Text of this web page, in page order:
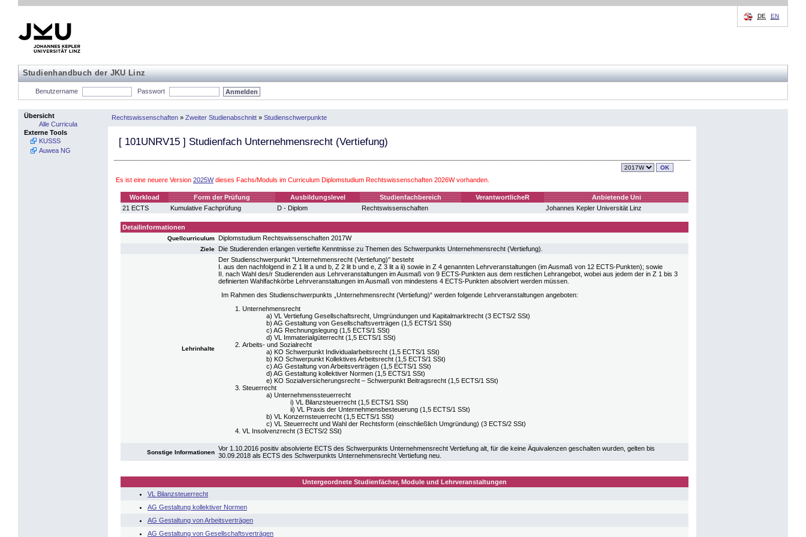
Studienhandbuch der JKU Linz
DE EN
Benutzername Passwort
Übersicht
Alle Curricula
Externe Tools
KUSSS
Auwea NG
Rechtswissenschaften » Zweiter Studienabschnitt » Studienschwerpunkte
[ 101UNRV15 ] Studienfach Unternehmensrecht (Vertiefung)
Es ist eine neuere Version 2025Wdieses Fachs/Moduls im Curriculum Diplomstudium Rechtswissenschaften 2026W vorhanden.
Workload Form der Prüfung Ausbildungslevel Studienfachbereich VerantwortlicheR
Anbietende Uni
21 ECTS
Kumulative Fachprüfung D - Diplom Rechtswissenschaften Johannes Kepler Universität Linz
Detailinformationen
Quellcurriculum Diplomstudium Rechtswissenschaften 2017W
Ziele Die Studierenden erlangen vertiefte Kenntnisse zu Themen des Schwerpunkts Unternehmensrecht (Vertiefung).
Lehrinhalte
Der Studienschwerpunkt "Unternehmensrecht (Vertiefung)" besteht
I. aus den nachfolgend in Z 1 lit a und b, Z 2 lit b und e, Z 3 lit a ii) sowie in Z 4 genannten Lehrveranstaltungen (im Ausmaß von 12 ECTS-Punkten); sowie
II. nach Wahl des/r Studierenden aus Lehrveranstaltungen im Ausmaß von 9 ECTS-Punkten aus dem restlichen Lehrangebot, wobei aus jedem der in Z 1 bis 3
definierten Wahlfachkörbe Lehrveranstaltungen im Ausmaß von mindestens 4 ECTS-Punkten absolviert werden müssen.
Im Rahmen des Studienschwerpunkts „Unternehmensrecht (Vertiefung)“ werden folgende Lehrveranstaltungen angeboten:
Unternehmensrecht
a) VL Vertiefung Gesellschaftsrecht, Umgründungen und Kapitalmarktrecht (3 ECTS/2 SSt)
b) AG Gestaltung von Gesellschaftsverträgen (1,5 ECTS/1 SSt)
c) AG Rechnungslegung (1,5 ECTS/1 SSt)
d) VL Immaterialgüterrecht (1,5 ECTS/1 SSt)
Arbeits- und Sozialrecht
a) KO Schwerpunkt Individualarbeitsrecht (1,5 ECTS/1 SSt)
b) KO Schwerpunkt Kollektives Arbeitsrecht (1,5 ECTS/1 SSt)
c) AG Gestaltung von Arbeitsverträgen (1,5 ECTS/1 SSt)
d) AG Gestaltung kollektiver Normen (1,5 ECTS/1 SSt)
e) KO Sozialversicherungsrecht – Schwerpunkt Beitragsrecht (1,5 ECTS/1 SSt)
Steuerrecht
a) Unternehmenssteuerrecht
i) VL Bilanzsteuerrecht (1,5 ECTS/1 SSt)
ii) VL Praxis der Unternehmensbesteuerung (1,5 ECTS/1 SSt)
b) VL Konzernsteuerrecht (1,5 ECTS/1 SSt)
c) VL Steuerrecht und Wahl der Rechtsform (einschließlich Umgründung) (3 ECTS/2 SSt)
VL Insolvenzrecht (3 ECTS/2 SSt)
Sonstige Informationen
Vor 1.10.2016 positiv absolvierte ECTS des Schwerpunkts Unternehmensrecht Vertiefung alt, für die keine Äquivalenzen geschalten wurden, gelten bis
30.09.2018 als ECTS des Schwerpunkts Unternehmensrecht Vertiefung neu.
Untergeordnete Studienfächer, Module und Lehrveranstaltungen
VL Bilanzsteuerrecht
AG Gestaltung kollektiver Normen
AG Gestaltung von Arbeitsverträgen
AG Gestaltung von Gesellschaftsverträgen